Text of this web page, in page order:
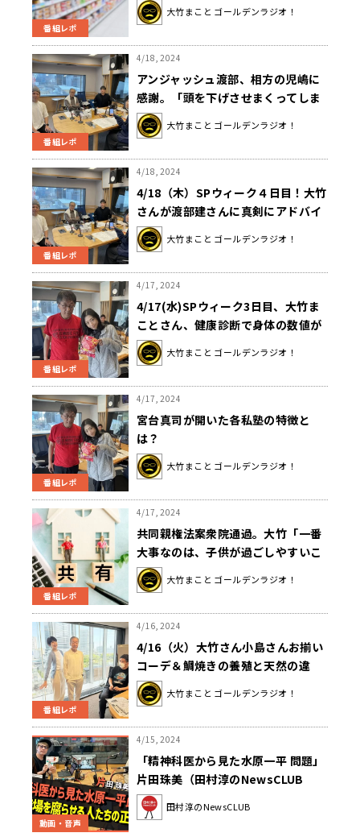
番組レポ
大竹まこと ゴールデンラジオ！
番組レポ
4/18, 2024
アンジャッシュ渡部、相方の児嶋に
感謝。「頭を下げさせまくってしま
った」
大竹まこと ゴールデンラジオ！
番組レポ
4/18, 2024
4/18（木）SPウィーク４日目！大竹
さんが渡部建さんに真剣にアドバイ
ス！
大竹まこと ゴールデンラジオ！
番組レポ
4/17, 2024
4/17(水)SPウィーク3日目、大竹ま
ことさん、健康診断で身体の数値が
改善して健康体に！？ゲストは宮台
真司氏！
大竹まこと ゴールデンラジオ！
番組レポ
4/17, 2024
宮台真司が開いた各私塾の特徴と
は？
大竹まこと ゴールデンラジオ！
番組レポ
4/17, 2024
共同親権法案衆院通過。大竹「一番
大事なのは、子供が過ごしやすいこ
と」
大竹まこと ゴールデンラジオ！
番組レポ
4/16, 2024
4/16（火）大竹さん小島さんお揃い
コーデ＆鯛焼きの養殖と天然の違
い！？
大竹まこと ゴールデンラジオ！
動画・音声
4/15, 2024
「精神科医から見た水原一平 問題」
片田珠美（田村淳のNewsCLUB
2024年4月13日後半）
田村淳のNewsCLUB